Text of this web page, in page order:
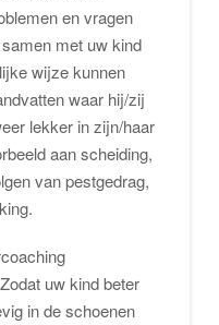
en vragen
met uw kind
wijze kunnen
waar hij/zij
lekker in zijn/haar
aan scheiding,
van pestgedrag,
uw kind beter
in de schoenen